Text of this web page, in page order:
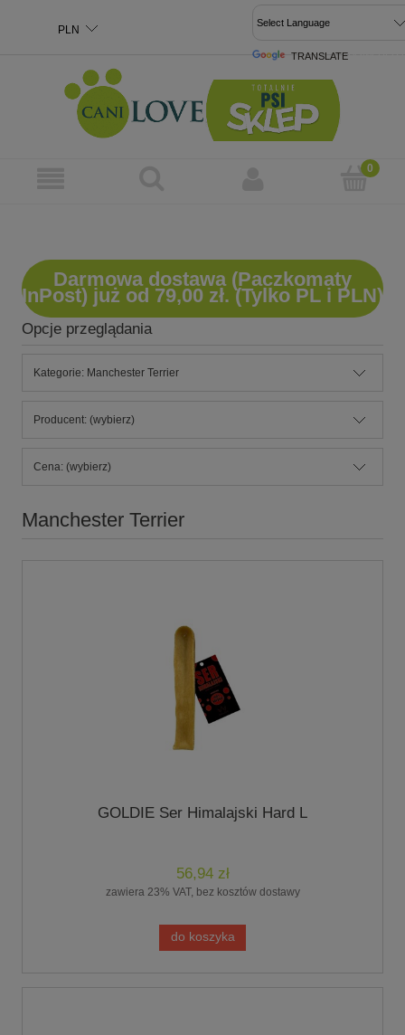
TRANSLATE
Darmowa dostawa (Paczkomaty
InPost) już od 79,00 zł. (Tylko PL i PLN)
Opcje przeglądania
Kategorie: Manchester Terrier
Producent: (wybierz)
Cena: (wybierz)
Manchester Terrier
GOLDIE Ser Himalajski Hard L
56,94 zł
zawiera 23% VAT, bez kosztów dostawy
do koszyka